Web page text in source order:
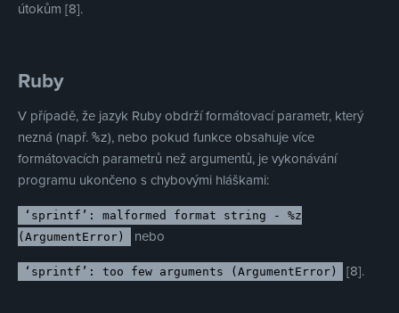
útokům [8].
Ruby
V případě, že jazyk Ruby obdrží formátovací parametr, který
nezná (např. %z), nebo pokud funkce obsahuje více
formátovacích parametrů než argumentů, je vykonávání
programu ukončeno s chybovými hláškami:
‘sprintf’: malformed format string - %z
(ArgumentError)
nebo
‘sprintf’: too few arguments (ArgumentError) [8].